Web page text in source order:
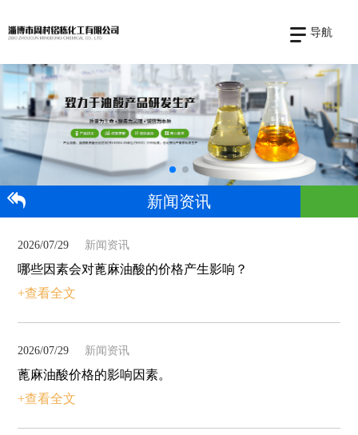
导航
新闻资讯
2026/07/29 新闻资讯
哪些因素会对蓖麻油酸的价格产生影响？
+查看全文
2026/07/29 新闻资讯
蓖麻油酸价格的影响因素。
+查看全文